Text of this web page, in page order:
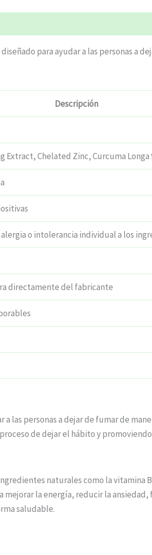
para ayudar a las personas a
Descripción
Extract, Chelated Zinc, Curcuma Longa
o intolerancia individual a los
directamente del fabricante
las personas a dejar de fumar de
de dejar el hábito y
naturales como la vitamina
la energía, reducir la
saludable.